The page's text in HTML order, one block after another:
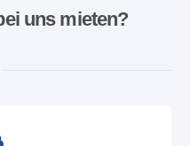
uns mieten?